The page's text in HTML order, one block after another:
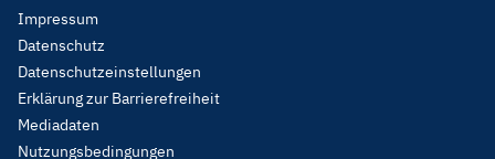
Footer
Menu
Legal
Impressum
Datenschutz
Datenschutzeinstellungen
Erklärung zur Barrierefreiheit
Mediadaten
Nutzungsbedingungen